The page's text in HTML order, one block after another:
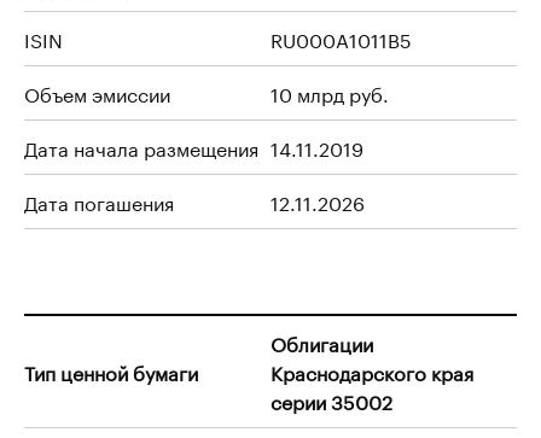
ISIN
RU000A1011B5
Объем эмиссии
10 млрд руб.
Дата начала размещения 14.11.2019
Дата погашения
12.11.2026
Тип ценной бумаги
Облигации
Краснодарского края
серии 35002